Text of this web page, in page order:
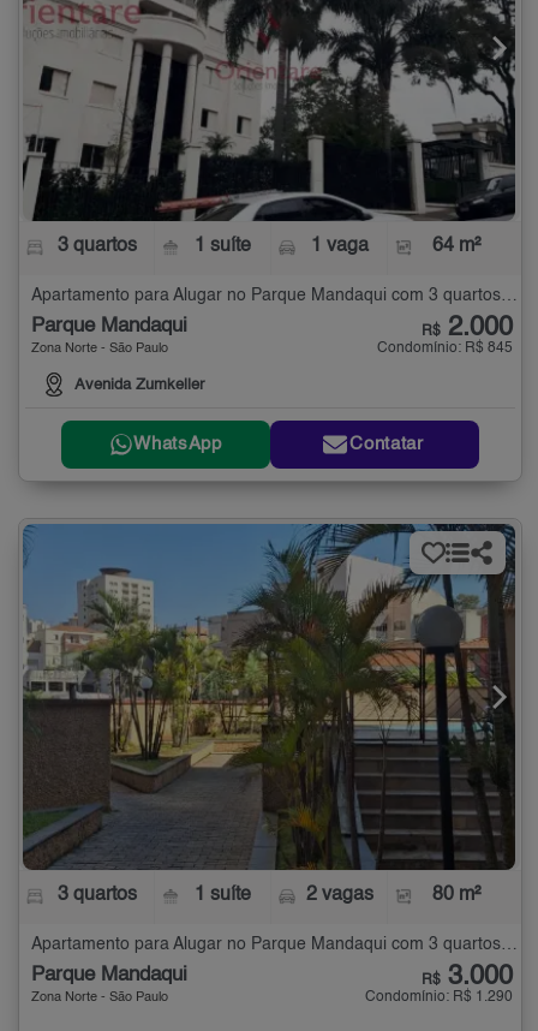
3 quartos 1 suíte 1 vaga 64 m²
Apartamento para Alugar no Parque Mandaqui com 3 quartos - 64 m²
Parque Mandaqui
Zona Norte - São Paulo
Avenida Zumkeller
R$ 2.000
Condomínio: R$ 845
WhatsApp Contatar
3 quartos 1 suíte 2 vagas 80 m²
Parque Mandaqui
Zona Norte - São Paulo
R$ 3.000
Condomínio: R$ 1.290